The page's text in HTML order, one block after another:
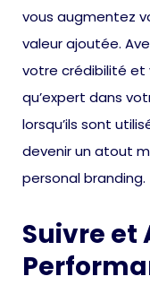
vous augmentez
valeur ajoutée.
votre crédibilité et
qu’expert dans
lorsqu’ils sont
devenir un atout
personal branding.
Suivre et